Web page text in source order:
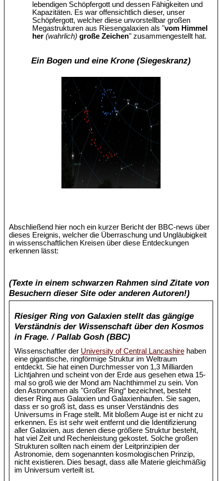
lebendigen Schöpfergott und dessen Fähigkeiten und
Kapazitäten. Es war offensichtlich dieser, unser
Schöpfergott, welcher diese unvorstellbar großen
Megastrukturen aus Riesengalaxien als "vom Himmel
her(wahrlich) große Zeichen" zusammengestellt hat.
Ein Bogen und eine Krone (Siegeskranz)
Abschließend hier noch ein kurzer Bericht der BBC-news über
dieses Ereignis, welcher die Überraschung und Ungläubigkeit
in wissenschaftlichen Kreisen über diese Entdeckungen
erkennen lässt:
(Texte in einem schwarzen Rahmen sind Zitate von
Besuchern dieser Site oder anderen Autoren!)
Riesiger Ring von Galaxien stellt das gängige
Verständnis der Wissenschaft über den Kosmos
in Frage. / Pallab Gosh (BBC)
Wissenschaftler der University of Central Lancashirehaben
eine gigantische, ringförmige Struktur im Weltraum
entdeckt. Sie hat einen Durchmesser von 1,3 Milliarden
Lichtjahren und scheint von der Erde aus gesehen etwa 15-
mal so groß wie der Mond am Nachthimmel zu sein. Von
den Astronomen als "Großer Ring“ bezeichnet, besteht
dieser Ring aus Galaxien und Galaxienhaufen. Sie sagen,
dass er so groß ist, dass es unser Verständnis des
Universums in Frage stellt. Mit bloßem Auge ist er nicht zu
erkennen. Es ist sehr weit entfernt und die Identifizierung
aller Galaxien, aus denen diese größere Struktur besteht,
hat viel Zeit und Rechenleistung gekostet. Solche großen
Strukturen sollten nach einem der Leitprinzipien der
Astronomie, dem sogenannten kosmologischen Prinzip,
nicht existieren. Dies besagt, dass alle Materie gleichmäßig
im Universum verteilt ist.